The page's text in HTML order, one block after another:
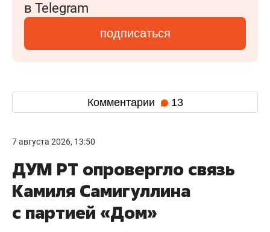
в Telegram
подписаться
Комментарии 13
7 августа 2026, 13:50
ДУМ РТ опровергло связь
Камиля Самигуллина
с партией «Дом»